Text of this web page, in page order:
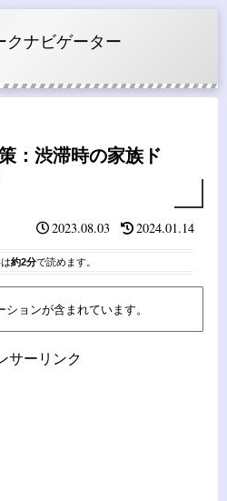
クナビゲーター
：渋滞時の家族ド
2023.08.03 2024.01.14
約2分で読めます。
ョンが含まれています。
サーリンク